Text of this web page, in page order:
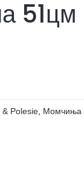
51цм
& Polesie, Момчиња